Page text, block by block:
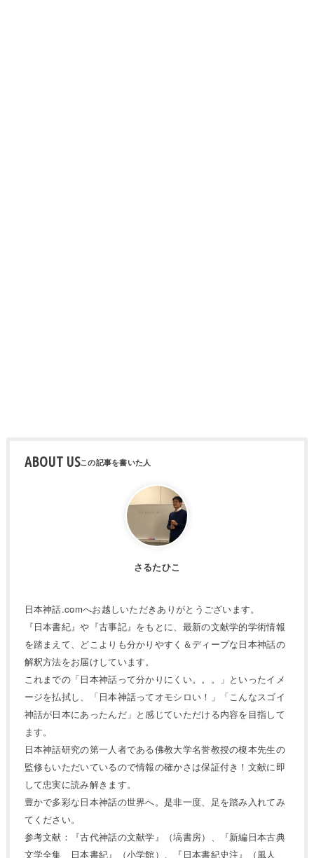
ABOUT US
さるたひこ
日本神話.comへお越しいただきありがとうございます。
『日本書紀』や『古事記』をもとに、最新の文献学的学術情報
を踏まえて、どこよりも分かりやすく＆ディープな日本神話の
解釈方法をお届けしています。
これまでの「日本神話って分かりにくい。。。」といったイメ
ージを払拭し、「日本神話ってオモシロい！」「こんなスゴイ
神話が日本にあったんだ」と感じていただける内容を目指して
ます。
日本神話研究の第一人者である佛教大学名誉教授の榎本先生の
監修もいただいているので情報の確かさは保証付き！文献に即
して忠実に読み解きます。
豊かで多彩な日本神話の世界へ。是非一度、足を踏み入れてみ
てください。
参考文献：『古代神話の文献学』（塙書房）、『新編日本古典
文学全集 日本書紀』（小学館）、『日本書紀史注』（風人